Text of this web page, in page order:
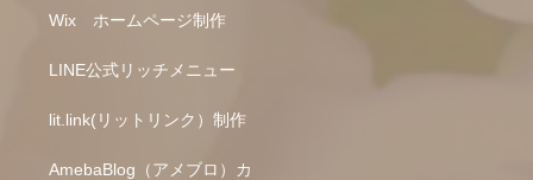
Wix ホームページ制作
LINE公式リッチメニュー
lit.link(リットリンク）制作
AmebaBlog（アメブロ）カ